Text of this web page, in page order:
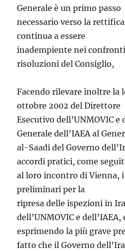
Generale è un primo passo
necessario verso la
continua a essere
inadempiente nei
risoluzioni del Consiglio,
Facendo rilevare inoltre la
ottobre 2002 del Direttore
Esecutivo dell’UNMOVIC
Generale dell’IAEA al
al-Saadi del Governo
accordi pratici, come
al loro incontro di Vienna,
preliminari per la
ripresa delle ispezioni in
dell’UNMOVIC e dell’IAEA,
esprimendo la più grave
fatto che il Governo